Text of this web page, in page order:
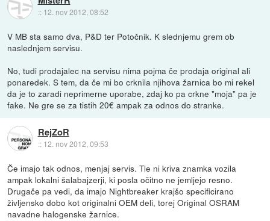
:: 12. nov 2012, 08:52
V MB sta samo dva, P&D ter Potočnik. K slednjemu grem ob
naslednjem servisu.
No, tudi prodajalec na servisu nima pojma če prodaja original ali
ponaredek. S tem, da če mi bo crknila njihova žarnica bo mi rekel
da je to zaradi neprimerne uporabe, zdaj ko pa crkne "moja" pa je
fake. Ne gre se za tistih 20€ ampak za odnos do stranke.
RejZoR
:: 12. nov 2012, 09:53
Če imajo tak odnos, menjaj servis. Tle ni kriva znamka vozila
ampak lokalni šalabajzerji, ki posla očitno ne jemljejo resno.
Drugače pa vedi, da imajo Nightbreaker krajšo specificirano
življensko dobo kot originalni OEM deli, torej Original OSRAM
navadne halogenske žarnice.